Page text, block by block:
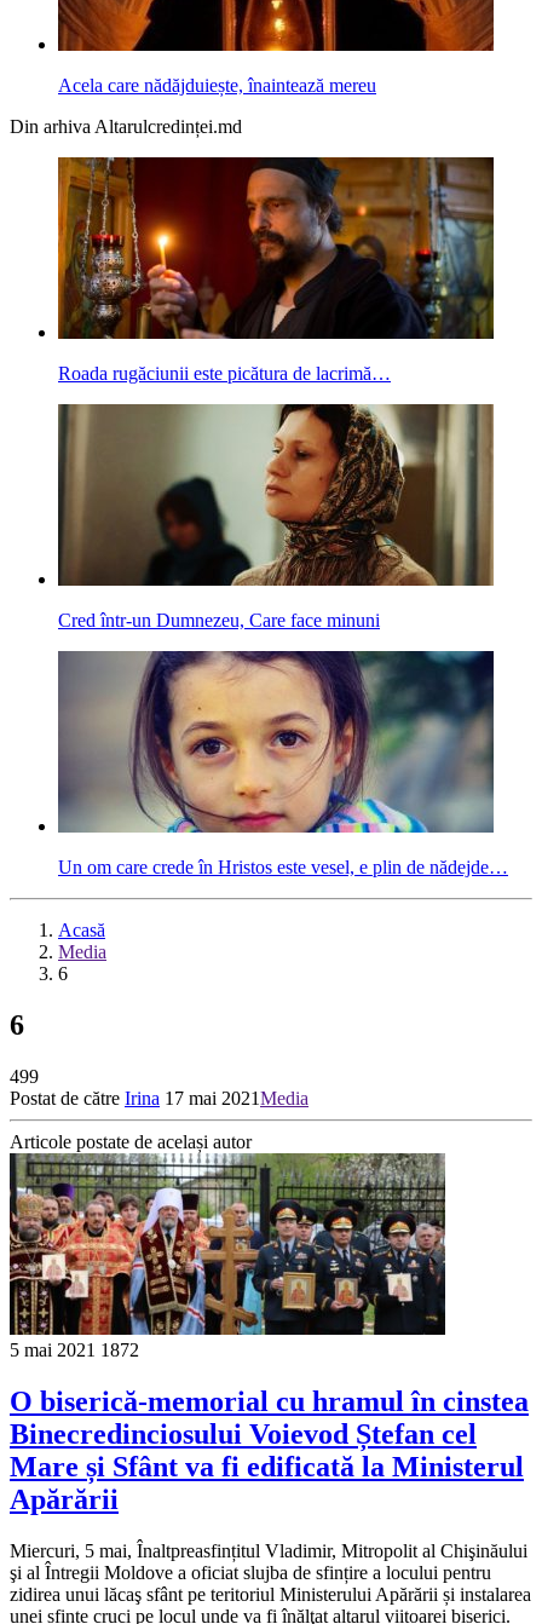
Acela care nădăjduiește, înaintează mereu
Din arhiva Altarulcredinței.md
Roada rugăciunii este picătura de lacrimă…
Cred într-un Dumnezeu, Care face minuni
Un om care crede în Hristos este vesel, e plin de nădejde…
Acasă
Media
6
6
499
Postat de către Irina 17 mai 2021Media
Articole postate de același autor
5 mai 2021 1872
O biserică-memorial cu hramul în cinstea
Binecredinciosului Voievod Ștefan cel
Mare și Sfânt va fi edificată la Ministerul
Apărării
Miercuri, 5 mai, Înaltpreasfințitul Vladimir, Mitropolit al Chişinăului
şi al Întregii Moldove a oficiat slujba de sfințire a locului pentru
zidirea unui lăcaş sfânt pe teritoriul Ministerului Apărării și instalarea
unei sfinte cruci pe locul unde va fi înălţat altarul viitoarei biserici.